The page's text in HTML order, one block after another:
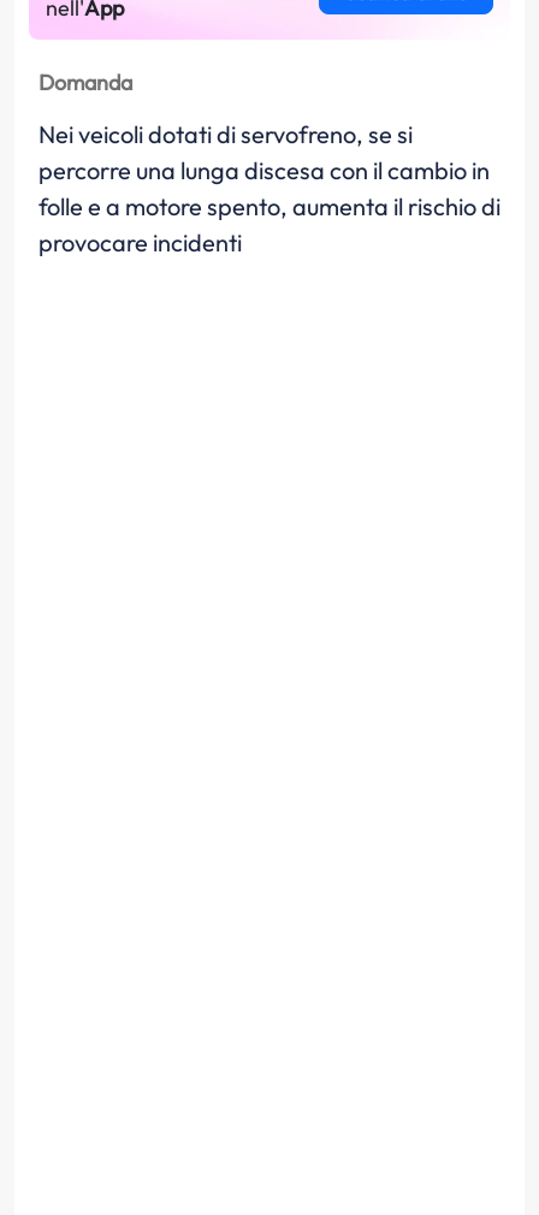
nell'App
Domanda
Nei veicoli dotati di servofreno, se si
percorre una lunga discesa con il cambio in
folle e a motore spento, aumenta il rischio di
provocare incidenti